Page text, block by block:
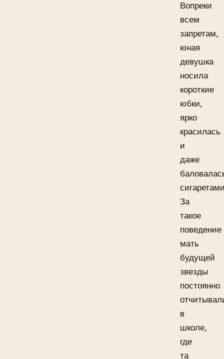
Вопреки
всем
запретам,
юная
девушка
носила
короткие
юбки,
ярко
красилась
и
даже
За
такое
поведение
мать
будущей
звезды
постоянно
в
школе,
где
та